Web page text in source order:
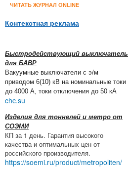
ЧИТАТЬ ЖУРНАЛ ONLINE
Контекстная реклама
Быстродействующий выключатель
для БАВР
Вакуумные выключатели с э/м
приводом 6(10) кВ на номинальные токи
до 4000 А, токи отключения до 50 кА
chc.su
Изделия для тоннелей и метро от
СОЭМИ
КП за 1 день. Гарантия высокого
качества и оптимальных цен от
российского производителя.
https://soemi.ru/product/metropoliten/